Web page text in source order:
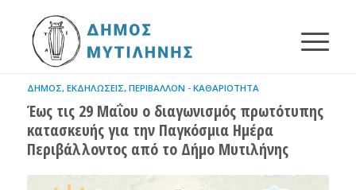
ΔΉΜΟΣ, ΕΚΔΗΛΏΣΕΙΣ, ΠΕΡΙΒΆΛΛΟΝ - ΚΑΘΑΡΙΌΤΗΤΑ
Έως τις 29 Μαΐου ο διαγωνισμός πρωτότυπης
κατασκευής για την Παγκόσμια Ημέρα
Περιβάλλοντος από το Δήμο Μυτιλήνης